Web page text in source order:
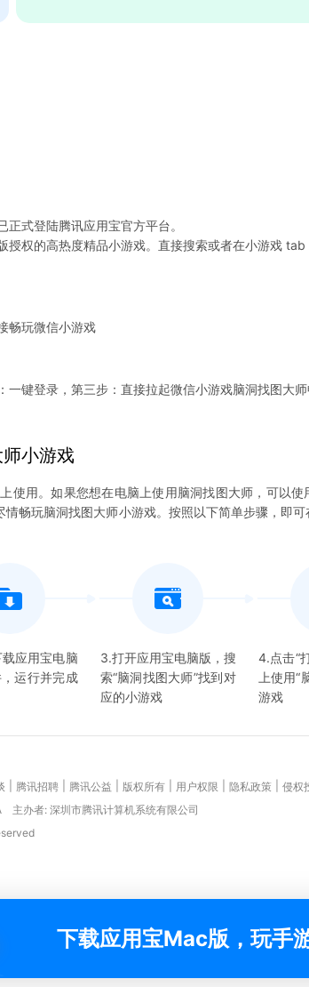
式登陆腾讯应用宝官方平台。
授权的高热度精品小游戏。直接搜索或者在小游戏
畅玩微信小游戏
一键登录，第三步：直接拉起微信小游戏脑洞找图大
小游戏
使用。如果您想在电脑上使用脑洞找图大师，可以使
畅玩脑洞找图大师小游戏。按照以下简单步骤，即可
应用宝电脑
运行并完成
3.打开应用宝电脑版，搜
索“脑洞找图大师”找到对
应的小游戏
4.点击“
上使用“
游戏
腾讯招聘 腾讯公益 版权所有 用户权限 隐私政策 侵权
主办者: 深圳市腾讯计算机系统有限公司
下载应用宝Mac版，玩手